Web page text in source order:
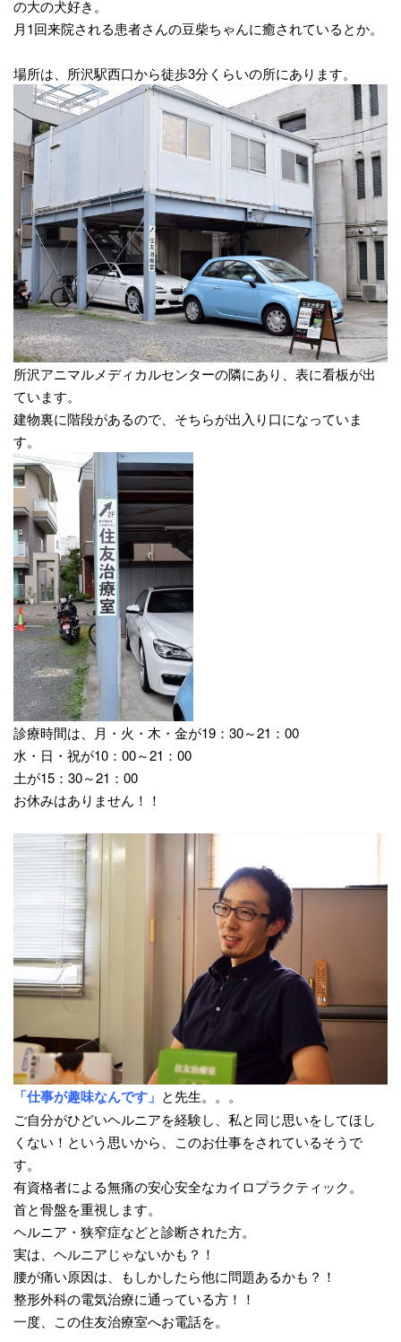
の大の犬好き。
月1回来院される患者さんの豆柴ちゃんに癒されているとか。
場所は、所沢駅西口から徒歩3分くらいの所にあります。
所沢アニマルメディカルセンターの隣にあり、表に看板が出
ています。
建物裏に階段があるので、そちらが出入り口になっていま
す。
診療時間は、月・火・木・金が19：30～21：00
水・日・祝が10：00～21：00
土が15：30～21：00
お休みはありません！！
「仕事が趣味なんです」 と先生。。。
ご自分がひどいヘルニアを経験し、私と同じ思いをしてほし
くない！という思いから、このお仕事をされているそうで
す。
有資格者による無痛の安心安全なカイロプラクティック。
首と骨盤を重視します。
ヘルニア・狭窄症などと診断された方。
実は、ヘルニアじゃないかも？！
腰が痛い原因は、もしかしたら他に問題あるかも？！
整形外科の電気治療に通っている方！！
一度、この住友治療室へお電話を。